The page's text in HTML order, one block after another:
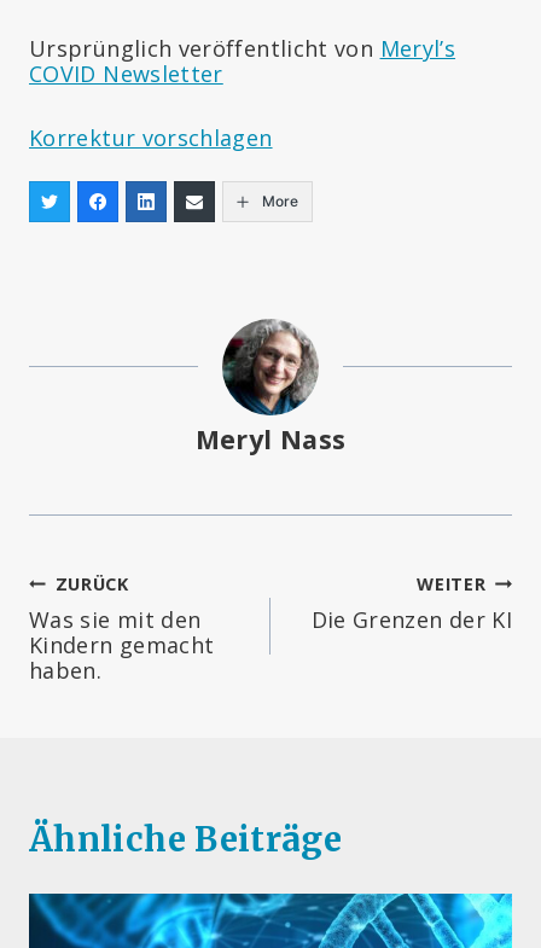
Ursprünglich veröffentlicht von Meryl’s
COVID Newsletter
Korrektur vorschlagen
More
Meryl Nass
Beitragsnavigation
ZURÜCK
Was sie mit den
Kindern gemacht
haben.
WEITER
Die Grenzen der KI
Ähnliche Beiträge